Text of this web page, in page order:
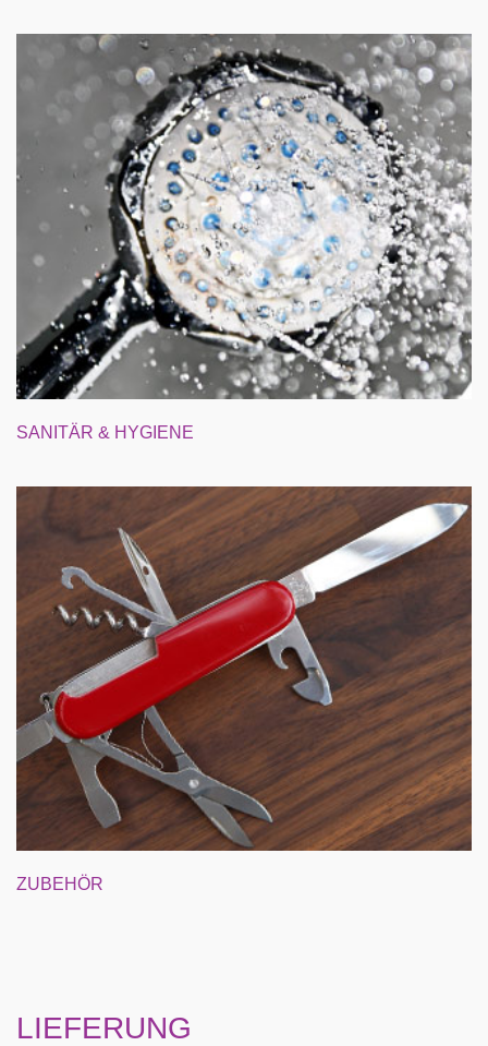
SANITÄR & HYGIENE
ZUBEHÖR
LIEFERUNG